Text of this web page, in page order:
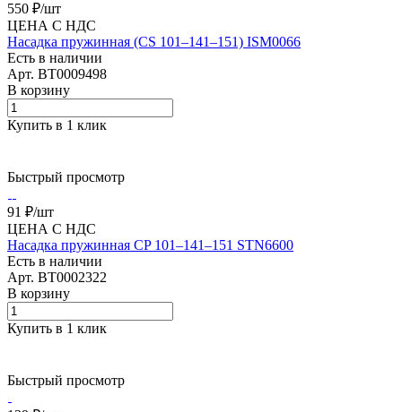
550 ₽/шт
ЦЕНА С НДС
Насадка пружинная (CS 101–141–151) ISM0066
Есть в наличии
Арт. BT0009498
В корзину
Купить в 1 клик
Быстрый просмотр
91 ₽/шт
ЦЕНА С НДС
Насадка пружинная CP 101–141–151 STN6600
Есть в наличии
Арт. BT0002322
В корзину
Купить в 1 клик
Быстрый просмотр